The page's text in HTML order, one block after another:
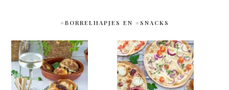
#BORRELHAPJES EN #SNACKS